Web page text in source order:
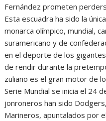
Fernández prometen
Esta escuadra ha sido la
monarca olímpico, mundial,
suramericano y de
en el deporte de los
de rendir durante la
zuliano es el gran motor de
Serie Mundial se inicia el 24
jonroneros han sido
Marineros, apuntalados por